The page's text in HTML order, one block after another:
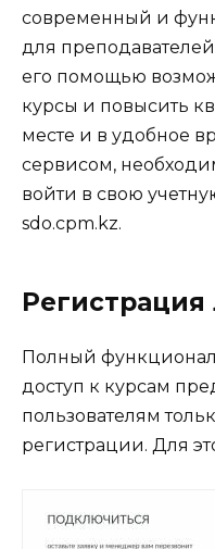
современный и
для
его помощью
курсы и повысить
месте и в удобное
сервисом,
войти в свою
sdo.cpm.kz.
Регистрация
Полный функционал
доступ к курсам
пользователям
регистрации. Для